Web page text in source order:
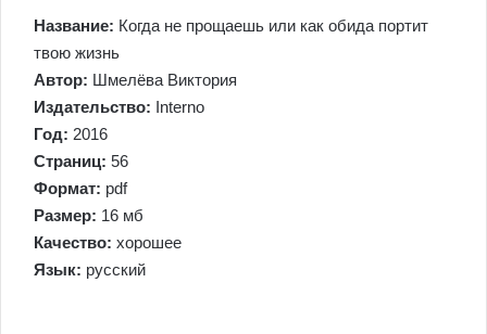
Название: Когда не прощаешь или как обида портит
твою жизнь
Автор: Шмелёва Виктория
Издательство: Interno
Год: 2016
Страниц: 56
Формат: pdf
Размер: 16 мб
Качество: хорошее
Язык: русский